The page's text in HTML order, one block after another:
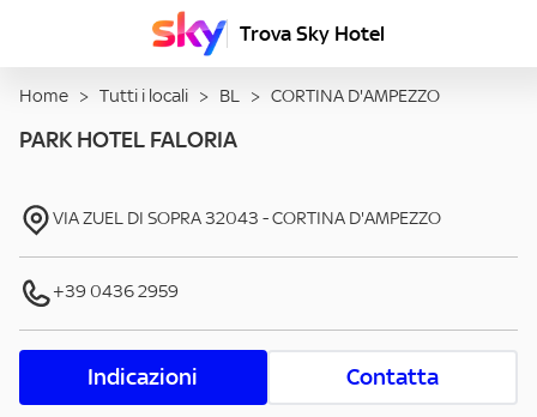
Trova Sky Hotel
Home > Tutti i locali > BL > CORTINA D'AMPEZZO
PARK HOTEL FALORIA
VIA ZUEL DI SOPRA32043 -CORTINA D'AMPEZZO
+39 0436 2959
Indicazioni Contatta